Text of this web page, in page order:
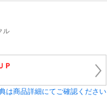
ル
Ｐ
は商品詳細にてご確認ください